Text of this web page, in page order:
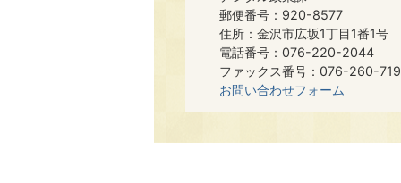
郵便番号：920-8577
住所：金沢市広坂1丁目1番1号
電話番号：076-220-2044
ファックス番号：076-260-
お問い合わせフォーム